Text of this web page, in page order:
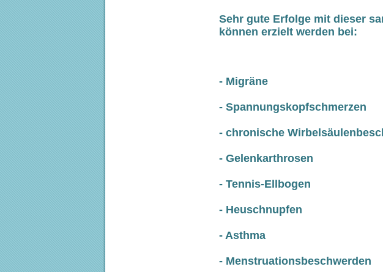
Sehr gute Erfolge mit dieser
können erzielt werden bei:
- Migräne
- Spannungskopfschmerzen
- chronische
- Gelenkarthrosen
- Tennis-Ellbogen
- Heuschnupfen
- Asthma
- Menstruationsbeschwerden